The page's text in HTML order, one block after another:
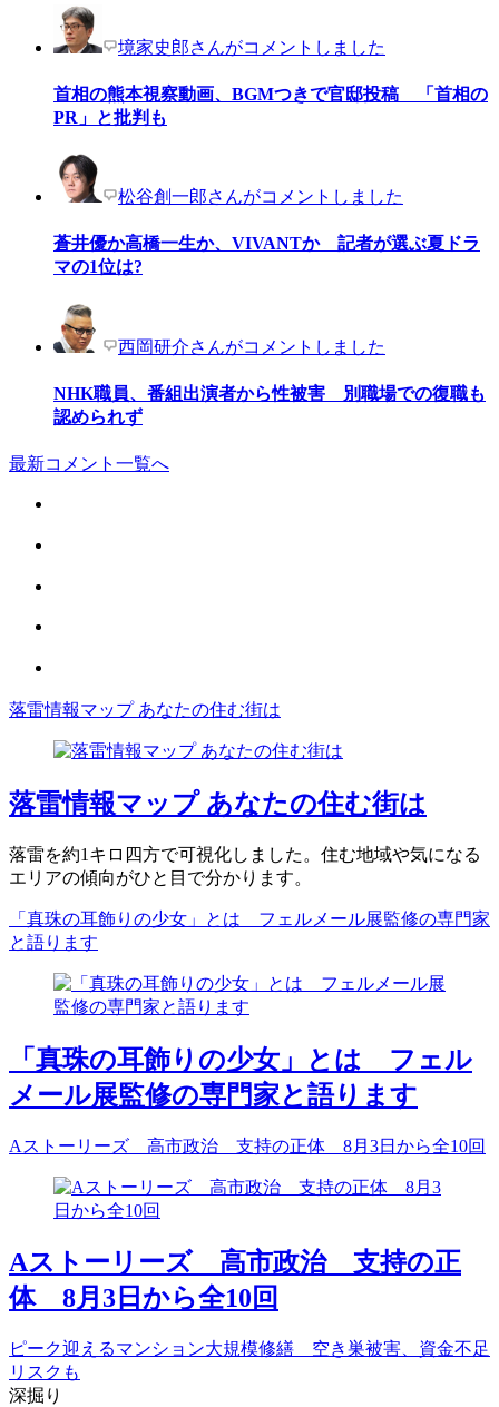
境家史郎さんがコメントしました
首相の熊本視察動画、BGMつきで官邸投稿 「首相の
PR」と批判も
松谷創一郎さんがコメントしました
蒼井優か高橋一生か、VIVANTか 記者が選ぶ夏ドラ
マの1位は?
西岡研介さんがコメントしました
NHK職員、番組出演者から性被害 別職場での復職も
認められず
最新コメント一覧へ
落雷情報マップ あなたの住む街は
落雷情報マップ あなたの住む街は
落雷を約1キロ四方で可視化しました。住む地域や気になる
エリアの傾向がひと目で分かります。
「真珠の耳飾りの少女」とは フェルメール展監修の専門家
と語ります
「真珠の耳飾りの少女」とは フェル
メール展監修の専門家と語ります
Aストーリーズ 高市政治 支持の正体 8月3日から全10回
Aストーリーズ 高市政治 支持の正
体 8月3日から全10回
ピーク迎えるマンション大規模修繕 空き巣被害、資金不足
リスクも
深掘り